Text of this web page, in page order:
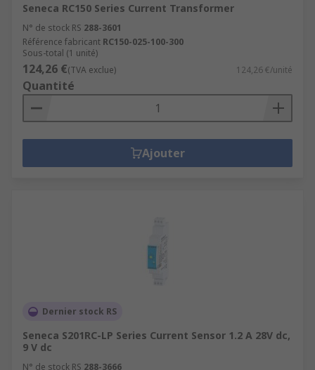
Seneca RC150 Series Current Transformer
N° de stock RS 288-3601
Référence fabricant RC150-025-100-300
Sous-total (1 unité)
124,26 €(TVA exclue) 124,26 €/unité
Quantité
Ajouter
Dernier stock RS
Seneca S201RC-LP Series Current Sensor 1.2 A 28V dc,
9 V dc
N° de stock RS 288-3666